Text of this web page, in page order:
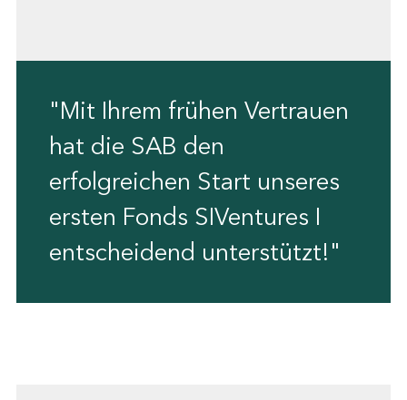
"Mit Ihrem frühen Vertrauen
hat die SAB den
erfolgreichen Start unseres
ersten Fonds SIVentures I
entscheidend unterstützt!"